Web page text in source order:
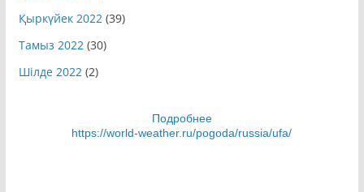
Қыркүйек 2022(39)
Тамыз 2022(30)
Шілде 2022(2)
Подробнее
https://world-weather.ru/pogoda/russia/ufa/